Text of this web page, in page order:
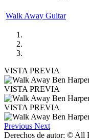
Walk Away Guitar
VISTA PREVIA
VISTA PREVIA
VISTA PREVIA
Previous Next
Derechos de autor: © All